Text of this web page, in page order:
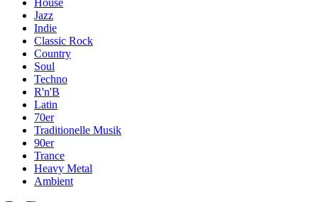
House
Jazz
Indie
Classic Rock
Country
Soul
Techno
R'n'B
Latin
70er
Traditionelle Musik
90er
Trance
Heavy Metal
Ambient